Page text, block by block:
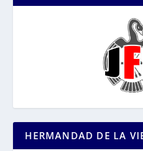
HERMANDAD DE LA